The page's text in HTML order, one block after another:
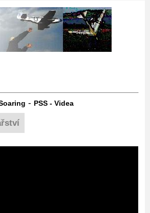
- PSS - Videa